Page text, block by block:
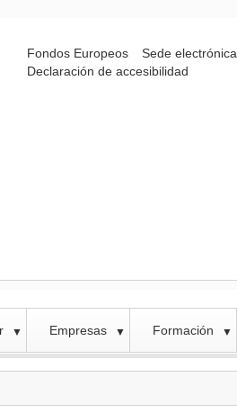
Fondos Europeos Sede electrónica
Declaración de accesibilidad
▼ Empresas ▼ Formación ▼